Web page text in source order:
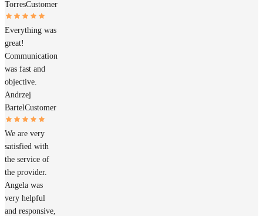
TorresCustomer
Everything was
great!
Communication
was fast and
objective.
Andrzej
BartelCustomer
We are very
satisfied with
the service of
the provider.
Angela was
very helpful
and responsive,